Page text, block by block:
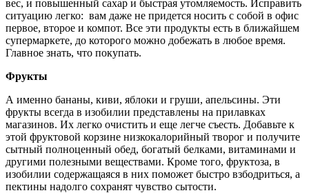
вес, и повышенный сахар и быстрая утомляемость. Исправить
ситуацию легко: вам даже не придется носить с собой в офис
первое, второе и компот. Все эти продукты есть в ближайшем
супермаркете, до которого можно добежать в любое время.
Главное знать, что покупать.
Фрукты
А именно бананы, киви, яблоки и груши, апельсины. Эти
фрукты всегда в изобилии представлены на прилавках
магазинов. Их легко очистить и еще легче съесть. Добавьте к
этой фруктовой корзине низкокалорийный творог и получите
сытный полноценный обед, богатый белками, витаминами и
другими полезными веществами. Кроме того, фруктоза, в
изобилии содержащаяся в них поможет быстро взбодриться, а
пектины надолго сохранят чувство сытости.